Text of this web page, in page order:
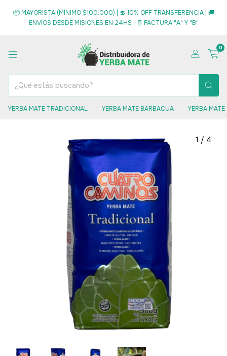
📦 MAYORISTA (MÍNIMO $100.000) | 💲 10% OFF TRANSFERENCIA | 🚚
ENVÍOS DESDE MISIONES EN 24HS | 🧾 FACTURA "A" Y "B"
0
YERBA MATE TRADICIONAL YERBA MATE BARBACUA YERBA
1 / 4